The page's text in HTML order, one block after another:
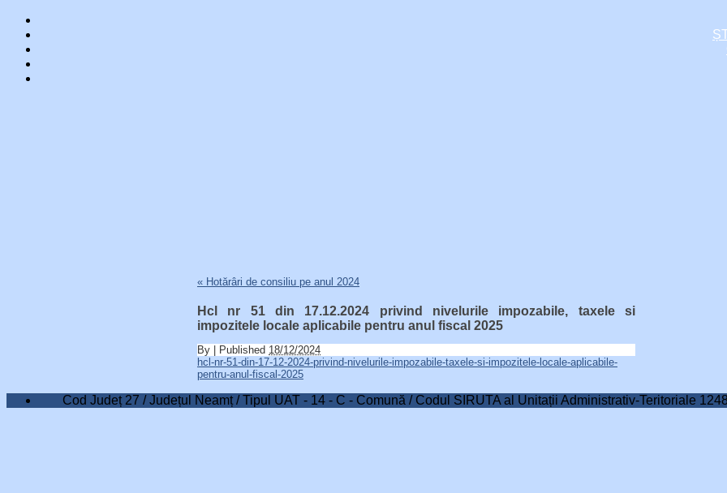
« Hotărâri de consiliu pe anul 2024
Hcl nr 51 din 17.12.2024 privind nivelurile impozabile, taxele si
impozitele locale aplicabile pentru anul fiscal 2025
By Published 18/12/2024
hcl-nr-51-din-17-12-2024-privind-nivelurile-impozabile-taxele-si-impozitele-locale-aplicabile-
pentru-anul-fiscal-2025
Cod Județ 27 / Județul Neamț / Tipul UAT - 14 - C - Comună / Codul SIRUTA al Unitații Administrativ-Teritoriale